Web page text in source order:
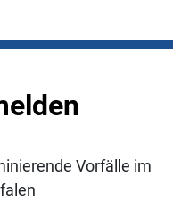
Vorfälle im